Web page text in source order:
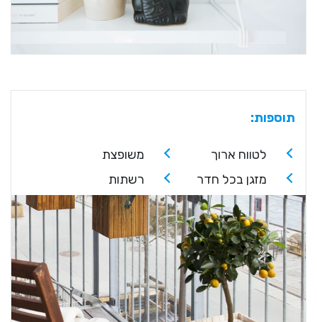
תוספות:
לטווח ארוך
משופצת
מזגן בכל חדר
רשתות